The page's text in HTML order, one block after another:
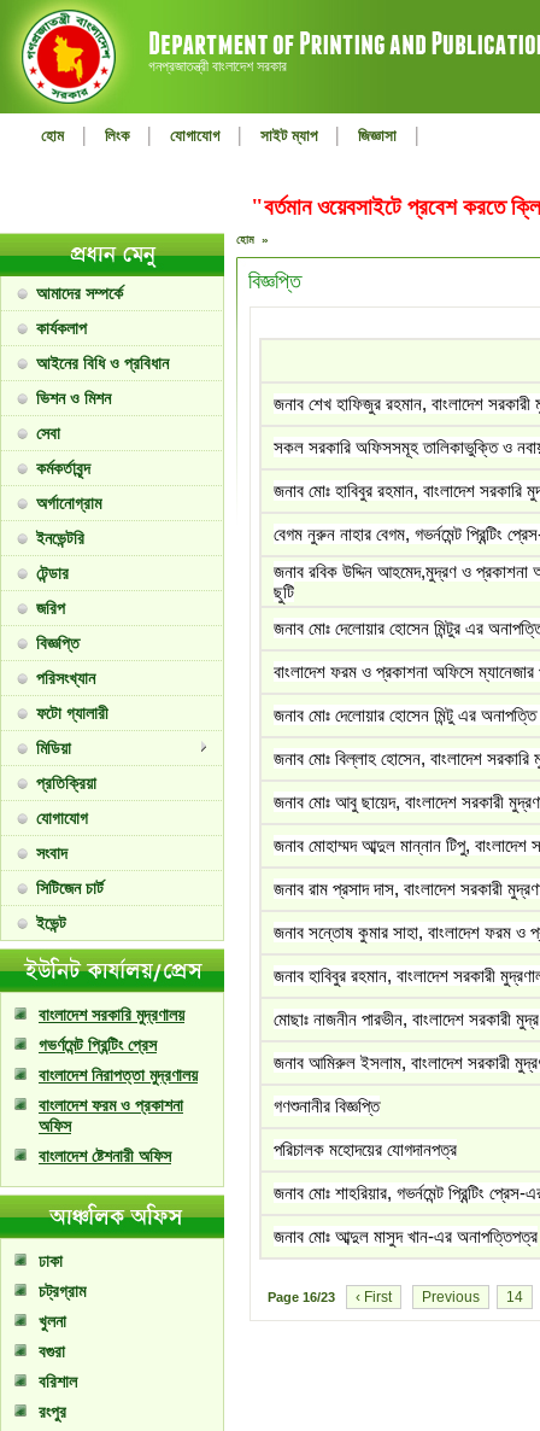
গনপ্রজাতন্ত্রী বাংলাদেশ সরকার
হোম | লিংক | যোগাযোগ | সাইট ম্যাপ | জিজ্ঞাসা |
"বর্তমান ওয়েবসাইটে প্রবেশ
আমাদের সম্পর্কে
কার্যকলাপ
আইনের বিধি ও প্রবিধান
ভিশন ও মিশন
সেবা
কর্মকর্তাবৃন্দ
অর্গানোগ্রাম
ইনভেন্টরি
টেন্ডার
জরিপ
বিজ্ঞপ্তি
পরিসংখ্যান
ফটো গ্যালারী
মিডিয়া
প্রতিক্রিয়া
যোগাযোগ
সংবাদ
সিটিজেন চার্ট
ইভেন্ট
বাংলাদেশ সরকারি মুদ্রণালয়
গভর্ণমেন্ট প্রিন্টিং প্রেস
বাংলাদেশ নিরাপত্তা মুদ্রণালয়
বাংলাদেশ ফরম ও প্রকাশনা
অফিস
বাংলাদেশ ষ্টেশনারী অফিস
ঢাকা
চট্রগ্রাম
খুলনা
বগুরা
বরিশাল
রংপুর
হোম »
বিজ্ঞপ্তি
জনাব শেখ হাফিজুর রহমান, বাংলাদেশ সরকারী
সকল সরকারি অফিসসমূহ তালিকাভুক্তি ও
জনাব মোঃ হাবিবুর রহমান, বাংলাদেশ সরকারি
বেগম নুরুন নাহার বেগম, গভর্নমেন্ট প্রিন্টিং
জনাব রবিক উদ্দিন আহমেদ,মুদ্রণ ও প্রকাশনা
ছুটি
জনাব মোঃ দেলোয়ার হোসেন মিন্টুর এর
বাংলাদেশ ফরম ও প্রকাশনা অফিসে ম্যানেজার
জনাব মোঃ দেলোয়ার হোসেন মিন্টু এর
জনাব মোঃ বিল্লাহ হোসেন, বাংলাদেশ
জনাব মোঃ আবু ছায়েদ, বাংলাদেশ সরকারী
জনাব মোহাম্মদ আব্দুল মান্নান টিপু, বাংলাদেশ
জনাব রাম প্রসাদ দাস, বাংলাদেশ সরকারী
জনাব সন্তোষ কুমার সাহা, বাংলাদেশ ফরম ও
জনাব হাবিবুর রহমান, বাংলাদেশ সরকারী
মোছাঃ নাজনীন পারভীন, বাংলাদেশ সরকারী
জনাব আমিরুল ইসলাম, বাংলাদেশ সরকারী
গণশুনানীর বিজ্ঞপ্তি
পরিচালক মহোদয়ের যোগদানপত্র
জনাব মোঃ শাহরিয়ার, গভর্নমেন্ট প্রিন্টিং প্রেস-
জনাব মোঃ আব্দুল মাসুদ খান-এর অনাপত্তিপত্র
Page 16/23 ‹ First Previous 14